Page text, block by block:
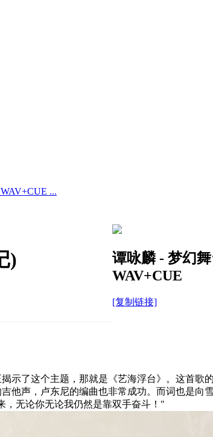
...
)
谭咏麟 - 梦幻
WAV+CUE
[复制链接]
示了这个主题，那就是《艺海浮台》。这首歌
他声，卢东尼的编曲也非常成功。而词也是向
，无论你无论我仍然是靠双手奋斗！"